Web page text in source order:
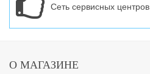
Сеть сервисных центров
О МАГАЗИНЕ